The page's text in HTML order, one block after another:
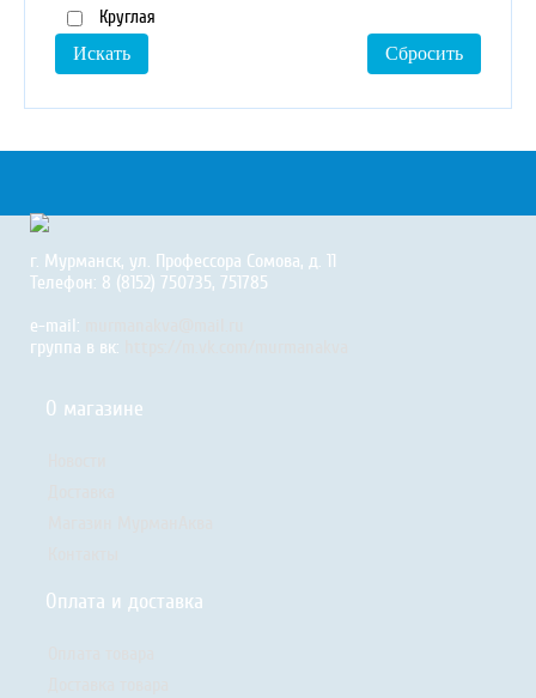
Круглая
г. Мурманск, ул. Профессора Сомова, д. 11
Телефон: 8 (8152) 750735, 751785
e-mail:
группа в вк:
О магазине
Оплата и доставка